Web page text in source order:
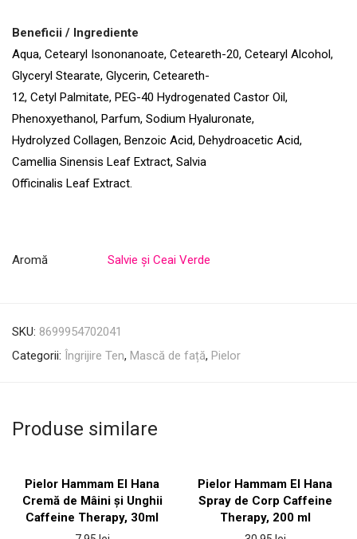
Beneficii / Ingrediente
Aqua, Cetearyl Isononanoate, Ceteareth-20, Cetearyl Alcohol,
Glyceryl Stearate, Glycerin, Ceteareth-
12, Cetyl Palmitate, PEG-40 Hydrogenated Castor Oil,
Phenoxyethanol, Parfum, Sodium Hyaluronate,
Hydrolyzed Collagen, Benzoic Acid, Dehydroacetic Acid,
Camellia Sinensis Leaf Extract, Salvia
Officinalis Leaf Extract.
Aromă Salvie și Ceai Verde
SKU: 8699954702041
Categorii: Îngrijire Ten, Mască de față, Pielor
Produse similare
Pielor Hammam El Hana
Cremă de Mâini și Unghii
Caffeine Therapy, 30ml
Pielor Hammam El Hana
Spray de Corp Caffeine
Therapy, 200 ml